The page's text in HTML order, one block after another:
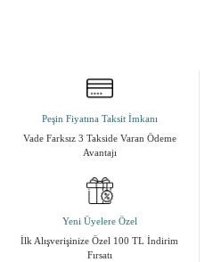
Peşin Fiyatına Taksit İmkanı
Vade Farksız 3 Takside Varan Ödeme
Avantajı
Yeni Üyelere Özel
İlk Alışverişinize Özel 100 TL İndirim
Fırsatı